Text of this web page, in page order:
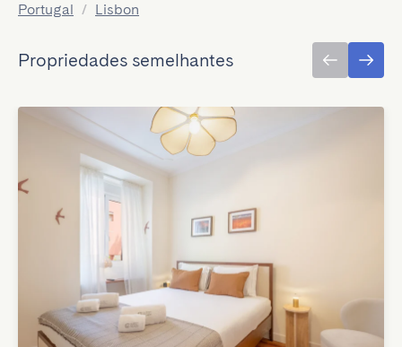
Portugal / Lisbon
Propriedades semelhantes